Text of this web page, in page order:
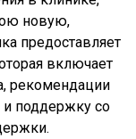
новую,
предоставляет
включает
рекомендации
поддержку со